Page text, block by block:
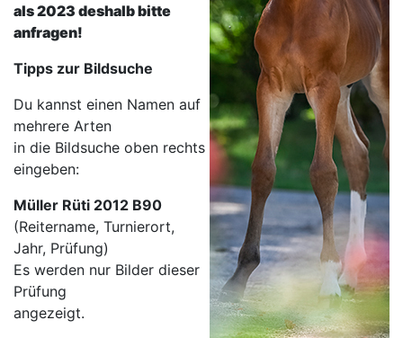
als 2023 deshalb bitte
anfragen!
Tipps zur Bildsuche
Du kannst einen Namen auf
mehrere Arten
in die Bildsuche oben rechts
eingeben:
Müller Rüti 2012 B90
(Reitername, Turnierort,
Jahr, Prüfung)
Es werden nur Bilder dieser
Prüfung
angezeigt.